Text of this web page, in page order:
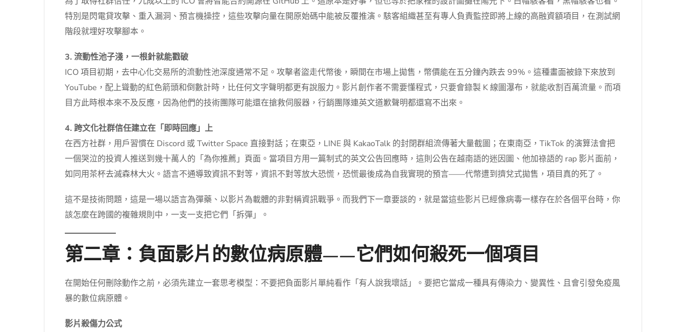
特別是閃電貸攻擊、重入漏洞、預言機操控，這些攻擊向量在開原始碼中能被反覆推演。駭客組織甚至有專人負責監控即將上線的高融資額項目，在測試網
階段就埋好攻擊腳本。
3. 流動性池子淺，一根針就能戳破
ICO 項目初期，去中心化交易所的流動性池深度通常不足。攻擊者盜走代幣後，瞬間在市場上拋售，幣價能在五分鐘內跌去 99%。這種畫面被錄下來放到
YouTube，配上聳動的紅色箭頭和倒數計時，比任何文字聲明都更有說服力。影片創作者不需要懂程式，只要會錄製 K 線圖瀑布，就能收割百萬流量。而項
目方此時根本來不及反應，因為他們的技術團隊可能還在搶救伺服器，行銷團隊連英文道歉聲明都還寫不出來。
4. 跨文化社群信任建立在「即時回應」上
在西方社群，用戶習慣在 Discord 或 Twitter Space 直接對話；在東亞，LINE 與 KakaoTalk 的封閉群組流傳著大量截圖；在東南亞，TikTok 的演算法會把
一個哭泣的投資人推送到幾十萬人的「為你推薦」頁面。當項目方用一篇制式的英文公告回應時，這則公告在越南語的迷因圖、他加祿語的 rap 影片面前，
如同用茶杯去滅森林大火。語言不通導致資訊不對等，資訊不對等放大恐慌，恐慌最後成為自我實現的預言——代幣遭到擠兌式拋售，項目真的死了。
這不是技術問題，這是一場以語言為彈藥、以影片為載體的非對稱資訊戰爭。而我們下一章要談的，就是當這些影片已經像病毒一樣存在於各個平台時，你
該怎麼在跨國的複雜規則中，一支一支把它們「拆彈」。
第二章：負面影片的數位病原體——它們如何殺死一個項目
在開始任何刪除動作之前，必須先建立一套思考模型：不要把負面影片單純看作「有人說我壞話」。要把它當成一種具有傳染力、變異性、且會引發免疫風
暴的數位病原體。
影片殺傷力公式